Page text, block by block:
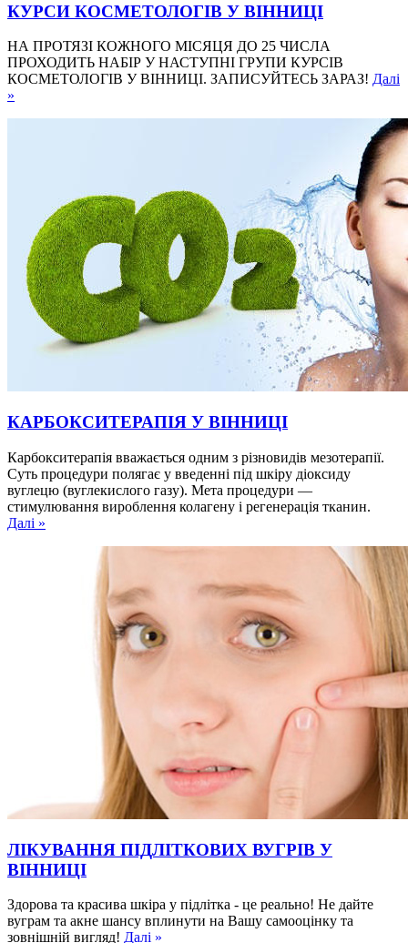
КУРСИ КОСМЕТОЛОГІВ У ВІННИЦІ
НА ПРОТЯЗІ КОЖНОГО МІСЯЦЯ ДО 25 ЧИСЛА
ПРОХОДИТЬ НАБІР У НАСТУПНІ ГРУПИ КУРСІВ
КОСМЕТОЛОГІВ У ВІННИЦІ. ЗАПИСУЙТЕСЬ ЗАРАЗ! Далі
»
КАРБОКСИТЕРАПІЯ У ВІННИЦІ
Карбокситерапія вважається одним з різновидів мезотерапії.
Суть процедури полягає у введенні під шкіру діоксиду
вуглецю (вуглекислого газу). Мета процедури —
стимулювання вироблення колагену і регенерація тканин.
Далі »
ЛІКУВАННЯ ПІДЛІТКОВИХ ВУГРІВ У
ВІННИЦІ
Здорова та красива шкіра у підлітка - це реально! Не дайте
вуграм та акне шансу вплинути на Вашу самооцінку та
зовнішній вигляд! Далі »